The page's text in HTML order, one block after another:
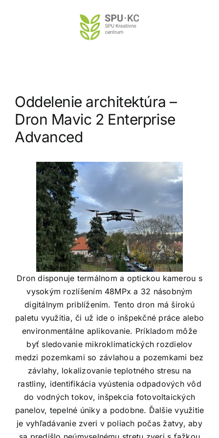
Oddelenie architektúra –
Dron Mavic 2 Enterprise
Advanced
Dron disponuje termálnom a optickou kamerou s
vysokým rozlíšením 48MPx a 32 násobným
digitálnym priblížením. Tento dron má širokú
paletu využitia, či už ide o inšpekčné práce alebo
environmentálne aplikovanie. Príkladom môže
byť sledovanie mikroklimatických rozdielov
medzi pozemkami so závlahou a pozemkami bez
závlahy, lokalizovanie teplotného stresu na
rastliny, identifikácia vyústenia odpadových vôd
do vodných tokov, inšpekcia fotovoltaických
panelov, tepelné úniky a podobne. Ďalšie využitie
je vyhľadávanie zveri v poliach počas žatvy, aby